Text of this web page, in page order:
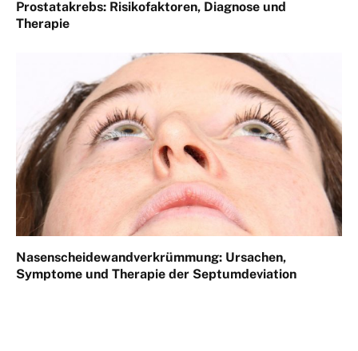
Prostatakrebs: Risikofaktoren, Diagnose und
Therapie
Nasenscheidewandverkrümmung: Ursachen,
Symptome und Therapie der Septumdeviation